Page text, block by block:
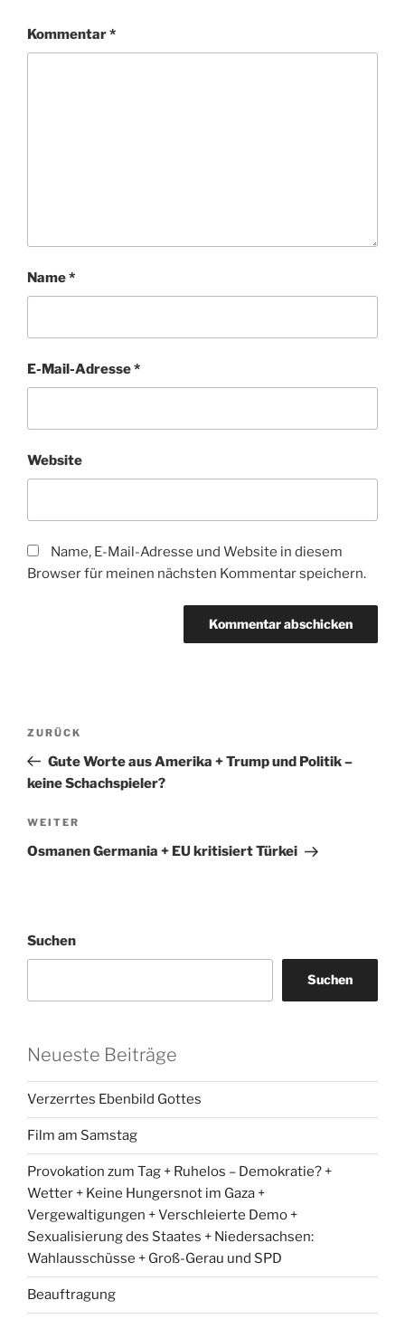
Kommentar*
Name*
E-Mail-Adresse*
Website
Name, E-Mail-Adresse und Website in diesem
Browser für meinen nächsten Kommentar speichern.
Beitragsnavigation
Vorheriger
Beitrag
ZURÜCK
Gute Worte aus Amerika + Trump und Politik –
keine Schachspieler?
Nächster
Beitrag
WEITER
Osmanen Germania + EU kritisiert Türkei
Suchen
Suchen
Neueste Beiträge
Verzerrtes Ebenbild Gottes
Film am Samstag
Provokation zum Tag + Ruhelos – Demokratie? +
Wetter + Keine Hungersnot im Gaza +
Vergewaltigungen + Verschleierte Demo +
Sexualisierung des Staates + Niedersachsen:
Wahlausschüsse + Groß-Gerau und SPD
Beauftragung